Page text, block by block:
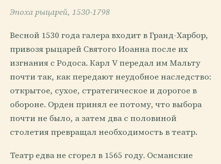
Эпоха рыцарей, 1530-1798
Весной 1530 года галера входит в Гранд-Харбор,
привозя рыцарей Святого Иоанна после их
изгнания с Родоса. Карл V передал им Мальту
почти так, как передают неудобное наследство:
открытое, сухое, стратегическое и дорогое в
обороне. Орден принял ее потому, что выбора
почти не было, а затем два с половиной
столетия превращал необходимость в театр.
Театр едва не сгорел в 1565 году. Османские